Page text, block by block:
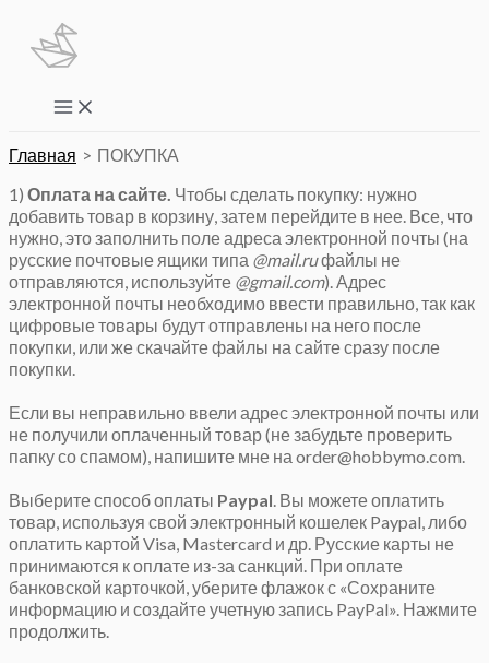
Перейти
содержимому
Main
Menu
Главная
ПОКУПКА
1) Оплата на сайте. Чтобы сделать покупку: нужно
добавить товар в корзину, затем перейдите в нее. Все, что
нужно, это заполнить поле адреса электронной почты (на
русские почтовые ящики типа @mail.ruфайлы не
отправляются, используйте @gmail.com). Адрес
электронной почты необходимо ввести правильно, так как
цифровые товары будут отправлены на него после
покупки, или же скачайте файлы на сайте сразу после
покупки.
Если вы неправильно ввели адрес электронной почты или
не получили оплаченный товар (не забудьте проверить
папку со спамом), напишите мне на order@hobbymo.com.
Выберите способ оплаты Paypal. Вы можете оплатить
товар, используя свой электронный кошелек Paypal, либо
оплатить картой Visa, Mastercard и др. Русские карты не
принимаются к оплате из-за санкций. При оплате
банковской карточкой, уберите флажок с «Сохраните
информацию и создайте учетную запись PayPal». Нажмите
продолжить.